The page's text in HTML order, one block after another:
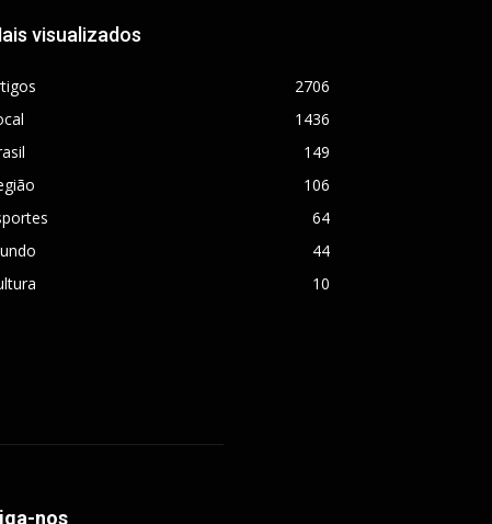
visualizados
2706
1436
149
106
64
44
10
nos